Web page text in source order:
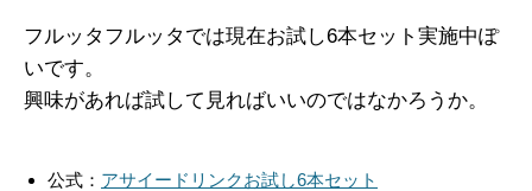
フルッタフルッタでは現在お試し6本セット実施中ぽ
いです。
興味があれば試して見ればいいのではなかろうか。
公式： アサイードリンクお試し6本セット